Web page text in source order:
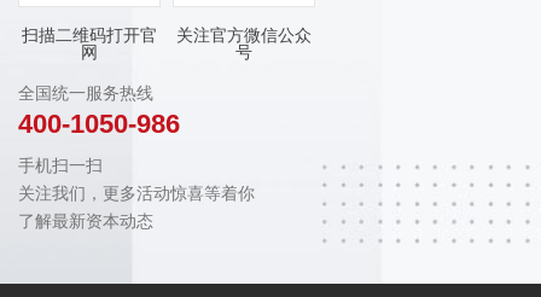
扫描二维码打开官
网
关注官方微信公众
号
全国统一服务热线
400-1050-986
手机扫一扫
关注我们，更多活动惊喜等着你
了解最新资本动态